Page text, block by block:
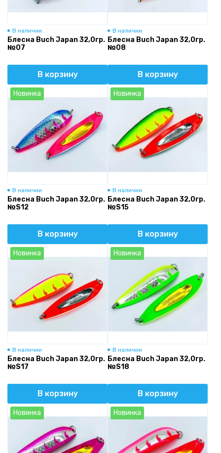
В наличии
Блесна Buch Japan 32,0гр.
№07
В корзину
В наличии
Блесна Buch Japan 32,0гр.
№08
В корзину
Новинка
В наличии
Блесна Buch Japan 32,0гр.
№S12
В корзину
Новинка
В наличии
Блесна Buch Japan 32,0гр.
№S15
В корзину
Новинка
В наличии
Блесна Buch Japan 32,0гр.
№S17
В корзину
Новинка
В наличии
Блесна Buch Japan 32,0гр.
№S18
В корзину
Новинка Новинка